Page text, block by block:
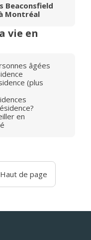
Montréal
vie en
âgées
(plus
en
Haut de page